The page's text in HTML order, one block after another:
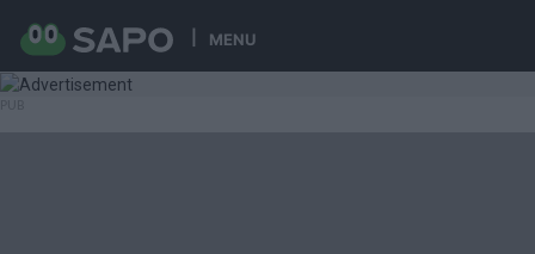
MENU